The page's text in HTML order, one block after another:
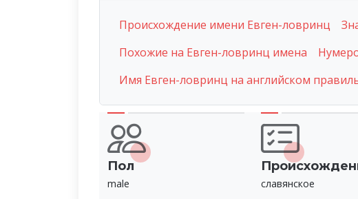
Происхождение имени Евген-ловринц
Похожие на Евген-ловринц имена
Имя Евген-ловринц на английском
Пол
male славянское